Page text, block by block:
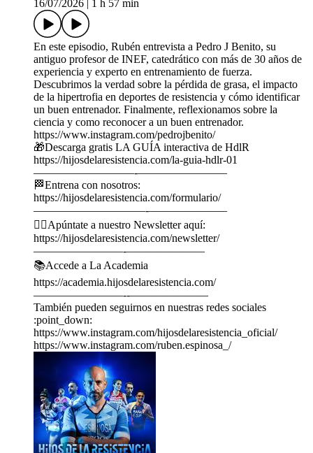
16/07/2026
1 h 57 min
En este episodio, Rubén entrevista a Pedro J Benito, su
antiguo profesor de INEF, catedrático con más de 30 años de
experiencia y experto en entrenamiento de fuerza.
Descubrimos la verdad sobre la pérdida de grasa, el impacto
de la hipertrofia en deportes de resistencia y cómo identificar
un buen entrenador. Finalmente, reflexionamos sobre la
ciencia y como reconocer a un buen entrenador.
https://www.instagram.com/pedrojbenito/
🎁Descarga gratis LA GUÍA interactiva de HdlR
https://hijosdelaresistencia.com/la-guia-hdlr-01
—————————-————————
🏁Entrena con nosotros:
https://hijosdelaresistencia.com/formulario/
——————————-———————
🏃‍♂️Apúntate a nuestro Newsletter aquí:
https://hijosdelaresistencia.com/newsletter/
————————-———————
📚Accede a La Academia
https://academia.hijosdelaresistencia.com/
————————--———————
También pueden seguirnos en nuestras redes sociales
:point_down:
https://www.instagram.com/hijosdelaresistencia_oficial/
https://www.instagram.com/ruben.espinosa_/